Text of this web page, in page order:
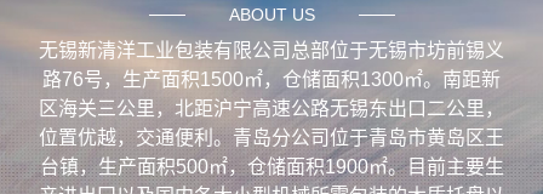
ABOUT US
无锡新清洋工业包装有限公司总部位于无锡市坊前锡义
路76号，生产面积1500㎡，仓储面积1300㎡。南距新
区海关三公里，北距沪宁高速公路无锡东出口二公里，
位置优越，交通便利。青岛分公司位于青岛市黄岛区王
台镇，生产面积500㎡，仓储面积1900㎡。目前主要生